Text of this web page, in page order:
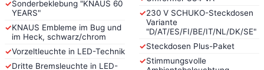
✓Sonderbeklebung "KNAUS 60
YEARS"
✓KNAUS Embleme im Bug und
im Heck, schwarz/chrom
✓Vorzeltleuchte in LED-Technik
✓Dritte Bremsleuchte in LED-
✓230 V SCHUKO-Steckdosen
Variante
"D/AT/ES/FI/BE/IT/NL/DK/SE"
✓Steckdosen Plus-Paket
✓Stimmungsvolle